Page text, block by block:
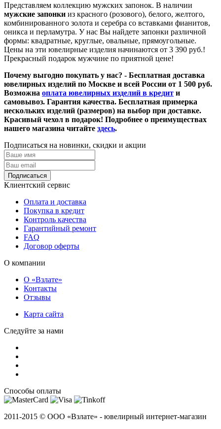
Представляем коллекцию мужских запонок. В наличии
мужские запонки из красного (розового), белого, желтого,
комбинированного золота и серебра со вставками фианитов,
оникса и перламутра. У нас Вы найдете запонки различной
формы: квадратные, круглые, овальные, прямоугольные.
Цены на эти ювелирные изделия начинаются от 3 390 руб.!
Прекрасный подарок мужчине по приятной цене!
Почему выгодно покупать у нас? - Бесплатная доставка
ювелирных изделий по Москве и всей России от 1 500 руб.
Возможна оплата ювелирных изделий в кредит и
самовывоз. Гарантия качества. Бесплатная примерка
нескольких изделий (размеров) на выбор при доставке.
Красивый чехол в подарок! Подробнее о преимуществах
нашего магазина читайте здесь.
Подписаться на новинки, скидки и акции
Подписаться
Клиентский сервис
Оплата и доставка
Покупка в кредит
Контроль качества
Гарантийный ремонт
FAQ
Договор оферты
О компании
О «Взлате»
Контакты
Отзывы
Карта сайта
Следуйте за нами
Способы оплаты
2011-2015 © ООО «Взлате» - ювелирный интернет-магазин